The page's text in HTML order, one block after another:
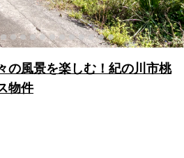
の風景を楽しむ！紀の川市桃
物件